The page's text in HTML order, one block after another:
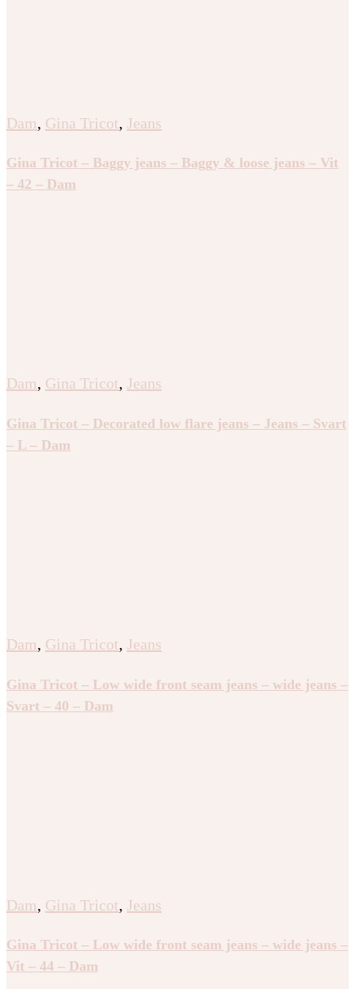
Dam, Gina Tricot, Jeans
Gina Tricot – Baggy jeans – Baggy & loose jeans – Vit
– 42 – Dam
Dam, Gina Tricot, Jeans
Gina Tricot – Decorated low flare jeans – Jeans – Svart
– L – Dam
Dam, Gina Tricot, Jeans
Gina Tricot – Low wide front seam jeans – wide jeans –
Svart – 40 – Dam
Dam, Gina Tricot, Jeans
Gina Tricot – Low wide front seam jeans – wide jeans –
Vit – 44 – Dam